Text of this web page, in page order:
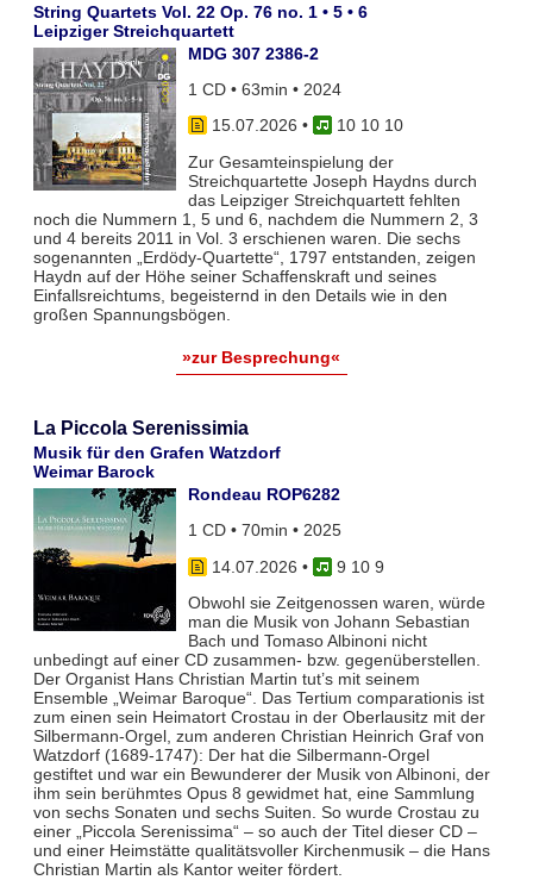
String Quartets Vol. 22 Op. 76 no. 1 • 5 • 6
Leipziger Streichquartett
MDG 307 2386-2
1 CD • 63min • 2024
15.07.2026 •
10 10 10
Zur Gesamteinspielung der
Streichquartette Joseph Haydns durch
das Leipziger Streichquartett fehlten
noch die Nummern 1, 5 und 6, nachdem die Nummern 2, 3
und 4 bereits 2011 in Vol. 3 erschienen waren. Die sechs
sogenannten „Erdödy-Quartette“, 1797 entstanden, zeigen
Haydn auf der Höhe seiner Schaffenskraft und seines
Einfallsreichtums, begeisternd in den Details wie in den
großen Spannungsbögen.
»zur Besprechung«
La Piccola Serenissimia
Musik für den Grafen Watzdorf
Weimar Barock
Rondeau ROP6282
1 CD • 70min • 2025
14.07.2026 •
9 10 9
Obwohl sie Zeitgenossen waren, würde
man die Musik von Johann Sebastian
Bach und Tomaso Albinoni nicht
unbedingt auf einer CD zusammen- bzw. gegenüberstellen.
Der Organist Hans Christian Martin tut’s mit seinem
Ensemble „Weimar Baroque“. Das Tertium comparationis ist
zum einen sein Heimatort Crostau in der Oberlausitz mit der
Silbermann-Orgel, zum anderen Christian Heinrich Graf von
Watzdorf (1689-1747): Der hat die Silbermann-Orgel
gestiftet und war ein Bewunderer der Musik von Albinoni, der
ihm sein berühmtes Opus 8 gewidmet hat, eine Sammlung
von sechs Sonaten und sechs Suiten. So wurde Crostau zu
einer „Piccola Serenissima“ – so auch der Titel dieser CD –
und einer Heimstätte qualitätsvoller Kirchenmusik – die Hans
Christian Martin als Kantor weiter fördert.